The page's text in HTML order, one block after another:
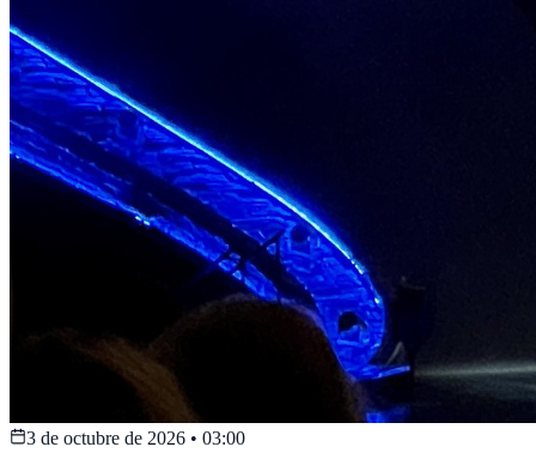
3 de octubre de 2026 • 03:00